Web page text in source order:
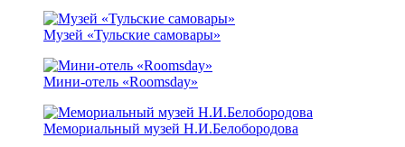
Музей «Тульские самовары»
Мини-отель «Roomsday»
Мемориальный музей Н.И.Белобородова